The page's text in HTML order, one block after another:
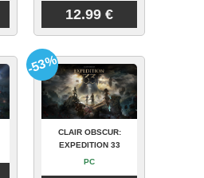
12.99 €
CLAIR OBSCUR:
EXPEDITION 33
PC
-53%